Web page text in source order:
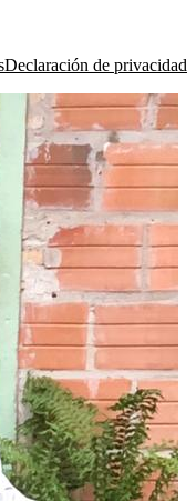
Declaración de privacidad